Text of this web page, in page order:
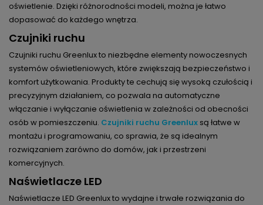
oświetlenie. Dzięki różnorodności modeli, można je łatwo
dopasować do każdego wnętrza.
Czujniki ruchu
Czujniki ruchu Greenlux to niezbędne elementy nowoczesnych
systemów oświetleniowych, które zwiększają bezpieczeństwo i
komfort użytkowania. Produkty te cechują się wysoką czułością i
precyzyjnym działaniem, co pozwala na automatyczne
włączanie i wyłączanie oświetlenia w zależności od obecności
osób w pomieszczeniu. Czujniki ruchu Greenlux są łatwe w
montażu i programowaniu, co sprawia, że są idealnym
rozwiązaniem zarówno do domów, jak i przestrzeni
komercyjnych.
Naświetlacze LED
Naświetlacze LED Greenlux to wydajne i trwałe rozwiązania do